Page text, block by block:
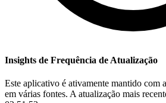
Insights de Frequência de Atualização
Este aplicativo é ativamente mantido com
em várias fontes. A atualização mais